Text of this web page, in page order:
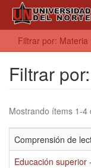
Filtrar por: Materia
Filtrar
Mostrando ítems 1-4
Comprensión de
Educación superior